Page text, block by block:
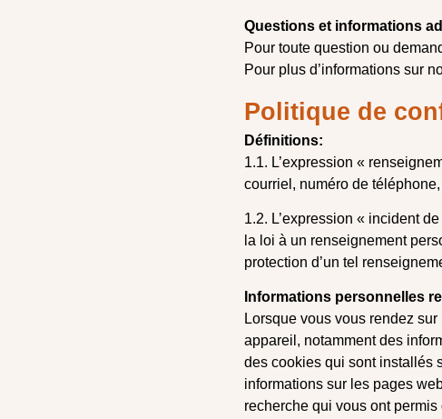
Questions et informations
Pour toute question ou
Pour plus d’informations sur
Politique de
Définitions:
1.1. L’expression «
courriel, numéro de
1.2. L’expression « incident
la loi à un renseignement
protection d’un tel
Informations personnelles
Lorsque vous vous rendez
appareil, notamment des
des cookies qui sont installés
informations sur les pages
recherche qui vous ont